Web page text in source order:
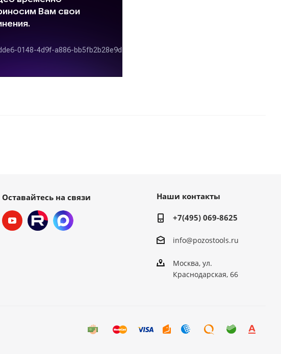
Оставайтесь на связи Наши контакты
+7(495) 069-8625
info@pozostools.ru
Москва, ул.
Краснодарская, 66